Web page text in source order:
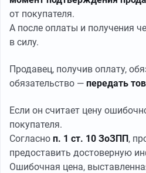
от покупателя.
А после оплаты и получения
в силу.
Продавец, получив оплату,
обязательство — передать
Если он считает цену
покупателя.
Согласно п. 1 ст. 10 ЗоЗПП,
предоставить достоверную
Ошибочная цена,